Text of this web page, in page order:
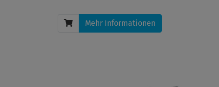
Mehr Informationen